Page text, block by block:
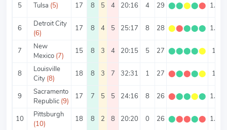
5 Tulsa (5) 17 8 5 4 20:16 4 29 ⬤⬤⬤⬤⬤ 1.71
6
Detroit City
(6)
17 8 4 5 25:17 8 28 ⬤⬤⬤⬤⬤ 1.65
7
New
Mexico (7)
15 8 3 4 20:15 5 27 ⬤⬤⬤⬤⬤ 1.8
8
Louisville
City (8)
18 8 3 7 32:31 1 27 ⬤⬤⬤⬤⬤ 1.5
9
Sacramento
Republic (9)
17 7 5 5 24:16 8 26 ⬤⬤⬤⬤⬤ 1.53
10
Pittsburgh
(10)
18 8 2 8 20:20 0 26 ⬤⬤⬤⬤⬤ 1.44